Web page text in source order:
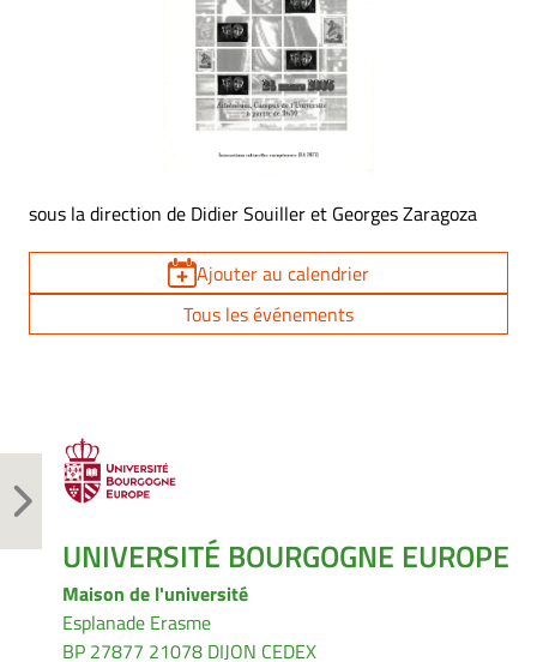
sous la direction de Didier Souiller et Georges Zaragoza
Ajouter au calendrier
Tous les événements
UNIVERSITÉ BOURGOGNE EUROPE
Maison de l'université
Esplanade Erasme
BP 27877 21078 DIJON CEDEX